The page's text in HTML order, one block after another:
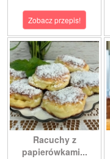
Zobacz przepis!
Racuchy z
papierówkami...